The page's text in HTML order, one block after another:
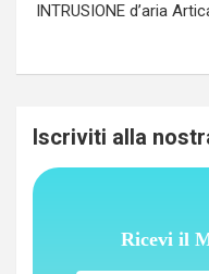
INTRUSIONE d’aria
Iscriviti alla
Ricevi il